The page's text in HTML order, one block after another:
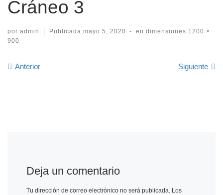
Cráneo 3
por admin | Publicada mayo 5, 2020 - en dimensiones 1200 ×
900
Navegación de imágenes
Anterior Siguiente
Deja un comentario
Tu dirección de correo electrónico no será publicada. Los